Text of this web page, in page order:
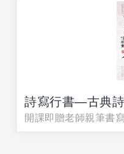
詩寫行書—古典
開課即贈老師親筆書